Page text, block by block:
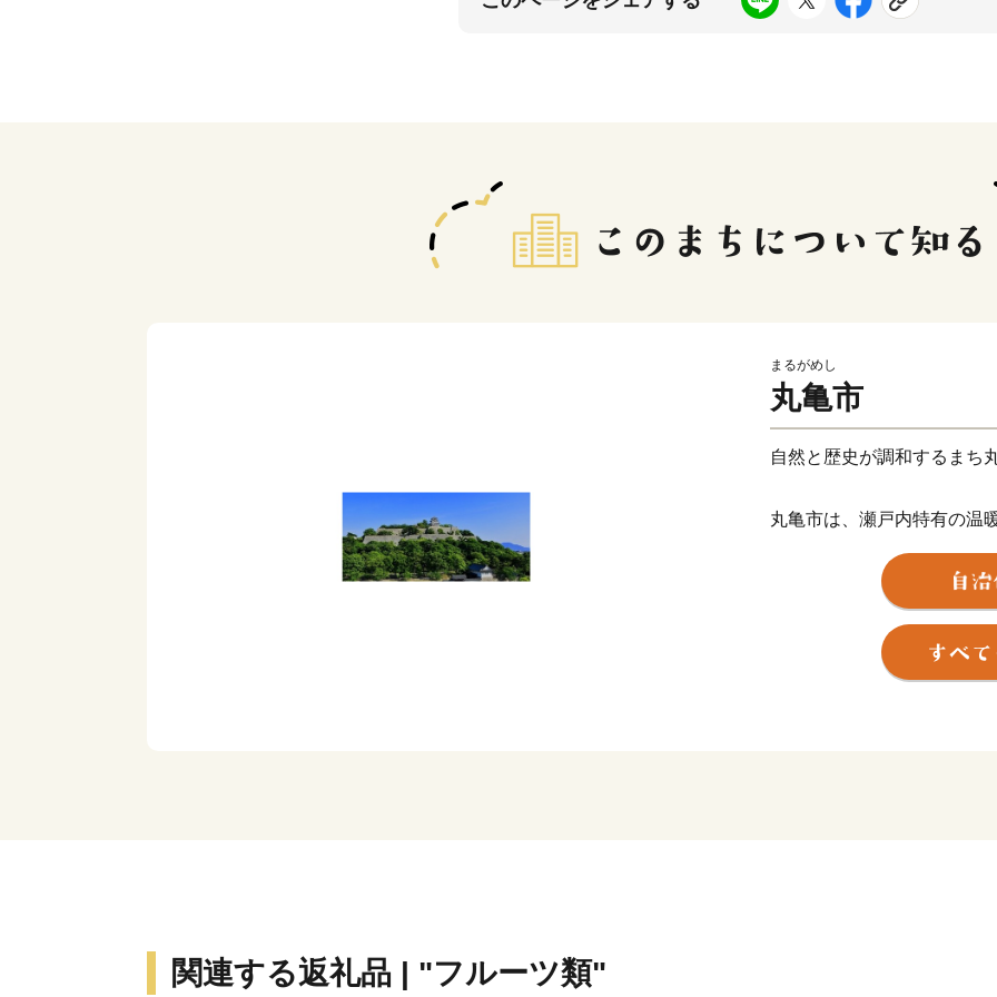
まるがめし
丸亀市
自然と歴史が調和するまち
丸亀市は、瀬戸内特有の温
すく、美しい瀬戸内海、
自然と歴史文化が融合し
して400年の歴史を刻む丸
民の憩いの場にもなってい
豊かな自然と長い歴史、
関連する返礼品 | "フルーツ類"